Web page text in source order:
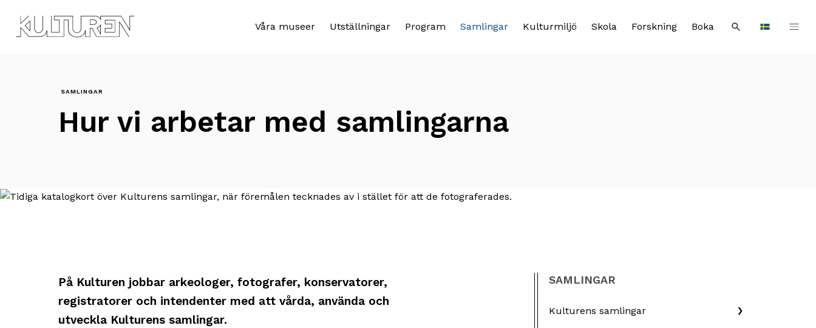
navigationen
innehållet
Languages
Våra museer Utställningar Program Samlingar Kulturmiljö Skola Forskning Boka
Sök
efter:
Sök
SAMLINGAR
Hur vi arbetar med samlingarna
På Kulturen jobbar arkeologer, fotografer, konservatorer,
registratorer och intendenter med att vårda, använda och
utveckla Kulturens samlingar.
SAMLINGAR
Kulturens samlingar